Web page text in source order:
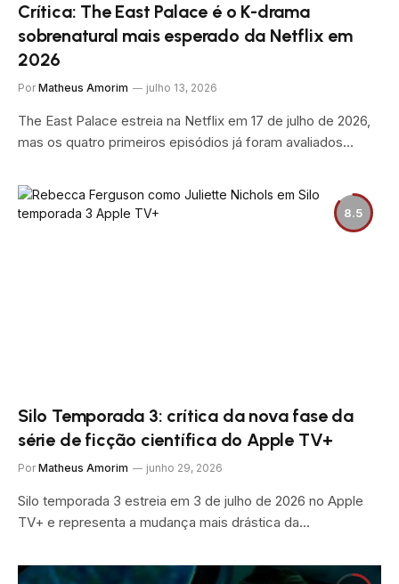
Crítica: The East Palace é o K-drama
sobrenatural mais esperado da Netflix em
2026
Por Matheus Amorim julho 13, 2026
The East Palace estreia na Netflix em 17 de julho de 2026,
mas os quatro primeiros episódios já foram avaliados…
8.5
Silo Temporada 3: crítica da nova fase da
série de ficção científica do Apple TV+
Por Matheus Amorim junho 29, 2026
Silo temporada 3 estreia em 3 de julho de 2026 no Apple
TV+ e representa a mudança mais drástica da…